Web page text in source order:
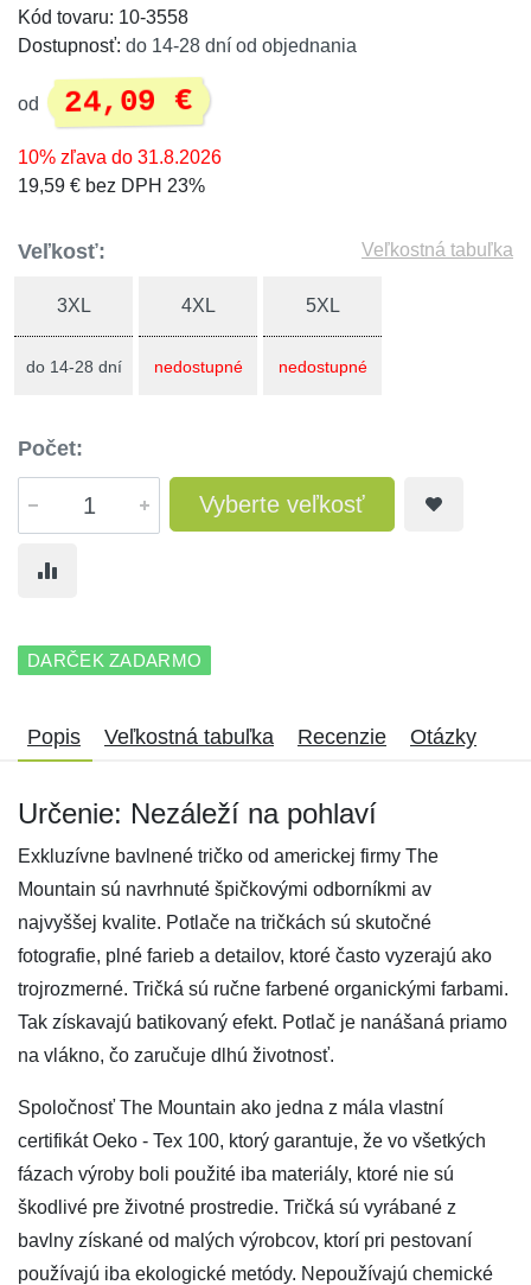
Kód tovaru: 10-3558
Dostupnosť: do 14-28 dní od objednania
od 24,09 €
10% zľava do 31.8.2026
19,59 € bez DPH 23%
Veľkosť: Veľkostná tabuľka
3XL
do 14-28 dní
4XL
nedostupné
5XL
nedostupné
Počet:
Vyberte veľkosť
DARČEK ZADARMO
Popis Veľkostná tabuľka Recenzie Otázky
Určenie: Nezáleží na pohlaví
Exkluzívne bavlnené tričko od americkej firmy The
Mountain sú navrhnuté špičkovými odborníkmi av
najvyššej kvalite. Potlače na tričkách sú skutočné
fotografie, plné farieb a detailov, ktoré často vyzerajú ako
trojrozmerné. Tričká sú ručne farbené organickými farbami.
Tak získavajú batikovaný efekt. Potlač je nanášaná priamo
na vlákno, čo zaručuje dlhú životnosť.
Spoločnosť The Mountain ako jedna z mála vlastní
certifikát Oeko - Tex 100, ktorý garantuje, že vo všetkých
fázach výroby boli použité iba materiály, ktoré nie sú
škodlivé pre životné prostredie. Tričká sú vyrábané z
bavlny získané od malých výrobcov, ktorí pri pestovaní
používajú iba ekologické metódy. Nepoužívajú chemické